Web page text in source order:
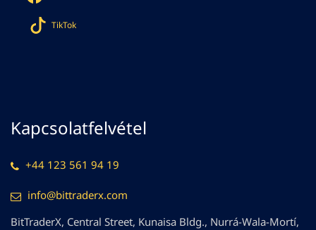
TikTok
Kapcsolatfelvétel
+44 123 561 94 19
info@bittraderx.com
BitTraderX, Central Street, Kunaisa Bldg., Nurrá-Wala-Mortí,